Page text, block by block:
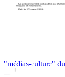
"médias-culture"